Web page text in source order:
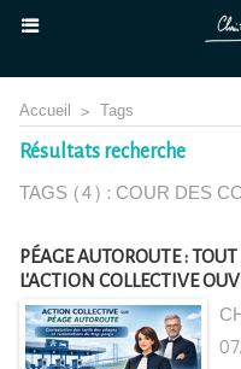
Accueil > Tags
Résultats recherche
TAGS (4) : COUR DES
PÉAGE AUTOROUTE :
L'ACTION COLLECTIVE